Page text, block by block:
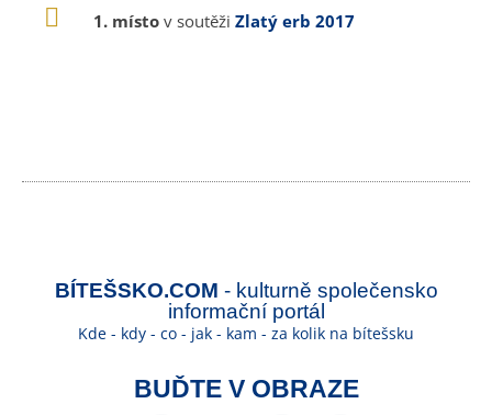
1. místo v soutěži Zlatý erb 2017
BÍTEŠSKO.COM - kulturně společensko
informační portál
Kde - kdy - co - jak - kam - za kolik na bítešsku
BUĎTE V OBRAZE